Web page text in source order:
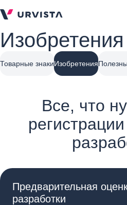
Изобретения
Товарные знакиИзобретения
Все, что
Предварительная
разработки